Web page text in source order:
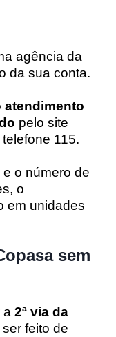
agência da
da sua conta.
atendimento
pelo site
115.
o número de
o
em unidades
sem
a 2ª via da
feito de